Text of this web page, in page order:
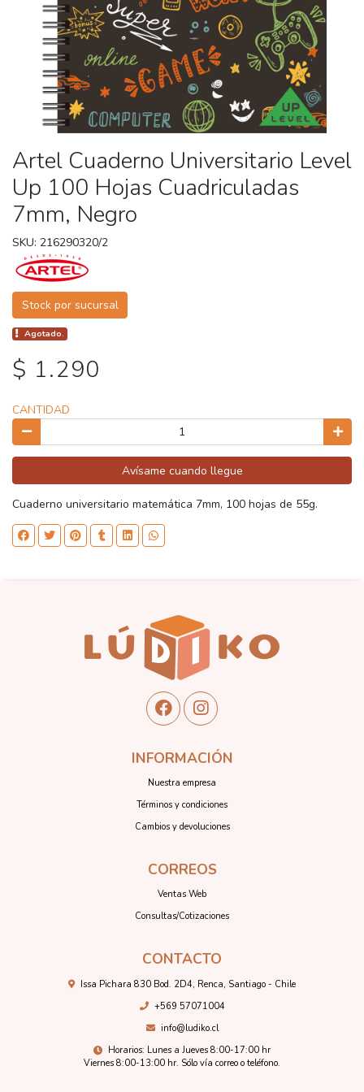
Artel Cuaderno Universitario Level
Up 100 Hojas Cuadriculadas
7mm, Negro
SKU: 216290320/2
Stock por sucursal
Agotado.
$ 1.290
CANTIDAD
Avísame cuando llegue
Cuaderno universitario matemática 7mm, 100 hojas de 55g.
INFORMACIÓN
Nuestra empresa
Términos y condiciones
Cambios y devoluciones
CORREOS
Ventas Web
Consultas/Cotizaciones
CONTACTO
Issa Pichara 830 Bod. 2D4, Renca, Santiago - Chile
+569 57071004
info@ludiko.cl
Horarios: Lunes a Jueves 8:00-17:00 hr
Viernes 8:00-13:00 hr. Sólo vía correo o teléfono.